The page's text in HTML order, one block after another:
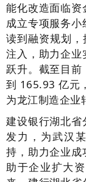
能化改造面临资
成立专项服务
读到融资规划
注入，助力企业
跃升。截至目前
到 165.93 亿元
为龙江制造企业
建设银行湖北
发力，为武汉
持，助力企业
助于企业扩大